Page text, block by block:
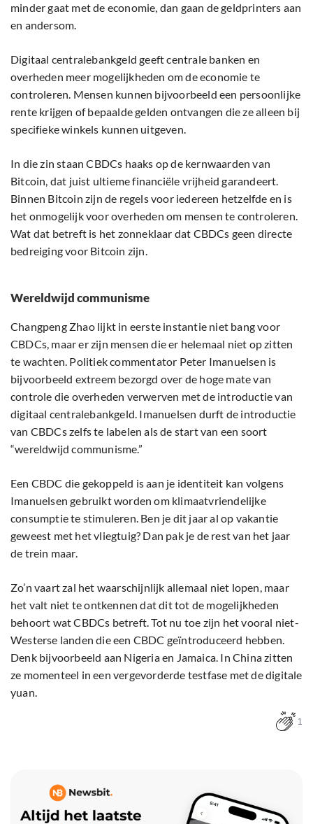
minder gaat met de economie, dan gaan de geldprinters aan
en andersom.
Digitaal centralebankgeld geeft centrale banken en
overheden meer mogelijkheden om de economie te
controleren. Mensen kunnen bijvoorbeeld een persoonlijke
rente krijgen of bepaalde gelden ontvangen die ze alleen bij
specifieke winkels kunnen uitgeven.
In die zin staan CBDCs haaks op de kernwaarden van
Bitcoin, dat juist ultieme financiële vrijheid garandeert.
Binnen Bitcoin zijn de regels voor iedereen hetzelfde en is
het onmogelijk voor overheden om mensen te controleren.
Wat dat betreft is het zonneklaar dat CBDCs geen directe
bedreiging voor Bitcoin zijn.
Wereldwijd communisme
Changpeng Zhao lijkt in eerste instantie niet bang voor
CBDCs, maar er zijn mensen die er helemaal niet op zitten
te wachten. Politiek commentator Peter Imanuelsen is
bijvoorbeeld extreem bezorgd over de hoge mate van
controle die overheden verwerven met de introductie van
digitaal centralebankgeld. Imanuelsen durft de introductie
van CBDCs zelfs te labelen als de start van een soort
“wereldwijd communisme.”
Een CBDC die gekoppeld is aan je identiteit kan volgens
Imanuelsen gebruikt worden om klimaatvriendelijke
consumptie te stimuleren. Ben je dit jaar al op vakantie
geweest met het vliegtuig? Dan pak je de rest van het jaar
de trein maar.
Zo’n vaart zal het waarschijnlijk allemaal niet lopen, maar
het valt niet te ontkennen dat dit tot de mogelijkheden
behoort wat CBDCs betreft. Tot nu toe zijn het vooral niet-
Westerse landen die een CBDC geïntroduceerd hebben.
Denk bijvoorbeeld aan Nigeria en Jamaica. In China zitten
ze momenteel in een vergevorderde testfase met de digitale
yuan.
1